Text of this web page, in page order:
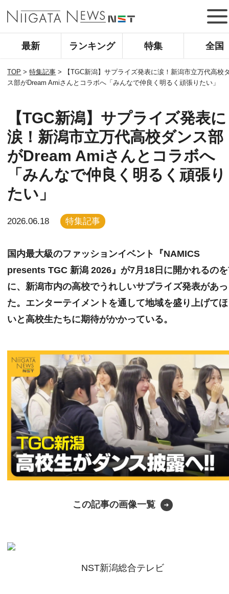
最新 ランキング 特集 全国
TOP >特集記事 >
【TGC新潟】サプライズ発表に涙！新潟市立万代高校
ス部がDream Amiさんとコラボへ「みんなで仲良く明るく頑張りたい」
【TGC新潟】サプライズ発表に
涙！新潟市立万代高校ダンス部
がDream Amiさんとコラボへ
「みんなで仲良く明るく頑張り
たい」
2026.06.18 特集記事
国内最大級のファッションイベント『NAMICS
presents TGC 新潟 2026』が7月18日に開かれるの
に、新潟市内の高校でうれしいサプライズ発表があっ
た。エンターテイメントを通して地域を盛り上げて
いと高校生たちに期待がかかっている。
この記事の画像一覧
NST新潟総合テレビ